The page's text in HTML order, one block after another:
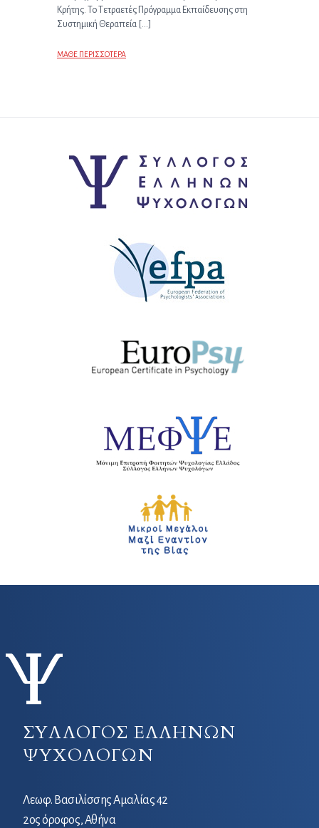
Κρήτης. Το Τετραετές Πρόγραμμα Εκπαίδευσης στη
Συστημική Θεραπεία […]
ΜΑΘΕ ΠΕΡΙΣΣΟΤΕΡΑ
ΣΥΛΛΟΓΟΣ ΕΛΛΗΝΩΝ
ΨΥΧΟΛΟΓΩΝ
Λεωφ. Βασιλίσσης Αμαλίας 42
2ος όροφος, Αθήνα